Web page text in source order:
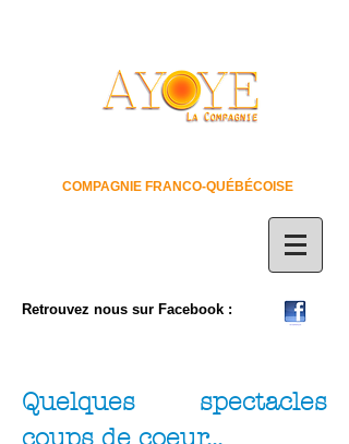
COMPAGNIE FRANCO-QUÉBÉCOISE
Retrouvez nous sur Facebook :
Quelques spectacles
coups de coeur...